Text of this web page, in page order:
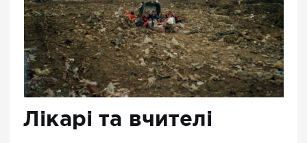
Лікарі та вчителі